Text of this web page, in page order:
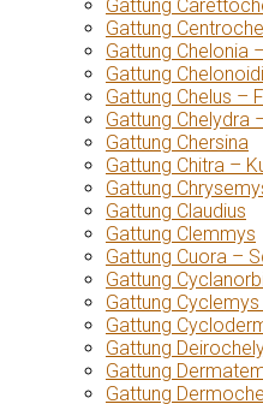
Gattung
Gattung
Gattung Chelonia
Gattung
Gattung Chelus –
Gattung Chelydra
Gattung Chersina
Gattung Chitra –
Gattung
Gattung Claudius
Gattung Clemmys
Gattung Cuora –
Gattung
Gattung
Gattung
Gattung
Gattung
Gattung